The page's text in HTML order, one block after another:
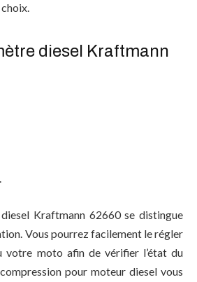
diesel Kraftmann
Kraftmann 62660 se distingue
Vous pourrez facilement le régler
votre moto afin de vérifier l’état du
pour moteur diesel vous